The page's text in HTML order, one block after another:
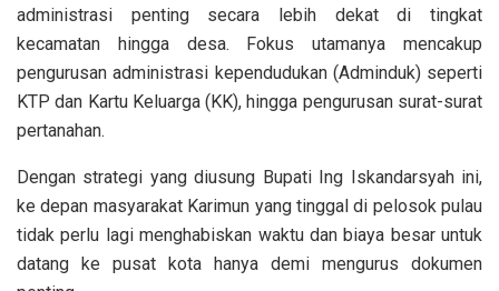
administrasi penting secara lebih dekat di tingkat
kecamatan hingga desa. Fokus utamanya mencakup
pengurusan administrasi kependudukan (Adminduk) seperti
KTP dan Kartu Keluarga (KK), hingga pengurusan surat-surat
pertanahan.
Dengan strategi yang diusung Bupati Ing Iskandarsyah ini,
ke depan masyarakat Karimun yang tinggal di pelosok pulau
tidak perlu lagi menghabiskan waktu dan biaya besar untuk
datang ke pusat kota hanya demi mengurus dokumen